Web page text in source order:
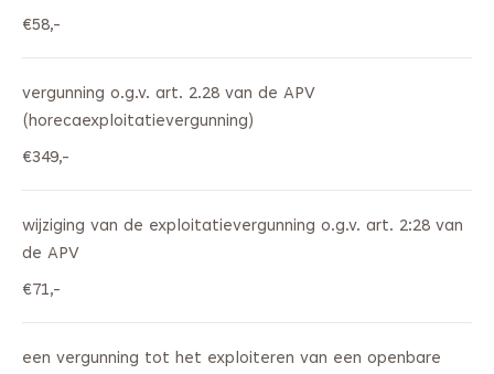
€58,-
vergunning o.g.v. art. 2.28 van de APV
(horecaexploitatievergunning)
€349,-
wijziging van de exploitatievergunning o.g.v. art. 2:28 van
de APV
€71,-
een vergunning tot het exploiteren van een openbare